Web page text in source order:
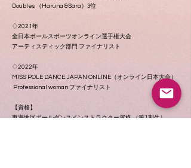
Doubles （Haruna &Sara）3位
♢2021年
全日本ポールスポーツオンライン選手権大会
アーティスティック部門 ファイナリスト
♢2022年
MISS POLE DANCE JAPAN ONLINE（オンライン日本大会）
Professional woman ファイナリスト
【資格】
東海地区ポールダンスインストラクター資格 （第1期生）